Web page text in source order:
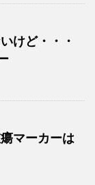
けど・・・
マーカーは